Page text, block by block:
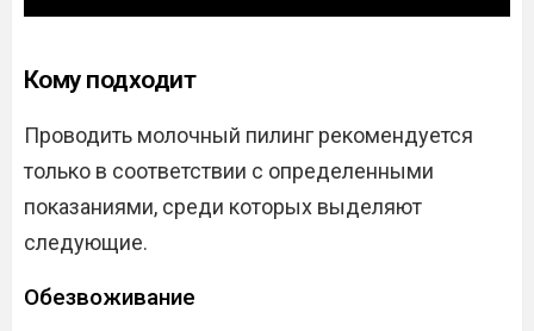
Кому подходит
Проводить молочный пилинг рекомендуется
только в соответствии с определенными
показаниями, среди которых выделяют
следующие.
Обезвоживание